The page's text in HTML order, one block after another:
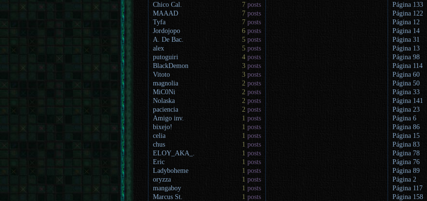
Chico Cal.
7 posts
MAAAD
7 posts
Tyfa
7 posts
Jordojopo
6 posts
A. De Bac.
5 posts
alex
5 posts
putoguiri
4 posts
BlackDemon
3 posts
Vitoto
3 posts
magnolia
2 posts
MiC0Ni
2 posts
Nolaska
2 posts
paciencia
2 posts
Amigo inv.
1 posts
bixejo!
1 posts
celia
1 posts
chus
1 posts
ELOY_AKA_.
1 posts
Eric
1 posts
Ladyboheme
1 posts
oryzza
1 posts
mangaboy
1 posts
Marcus St.
1 posts
Página 133
Página 122
Página 12
Página 14
Página 31
Página 13
Página 98
Página 114
Página 60
Página 50
Página 33
Página 141
Página 23
Página 6
Página 86
Página 15
Página 83
Página 78
Página 76
Página 89
Página 2
Página 117
Página 158